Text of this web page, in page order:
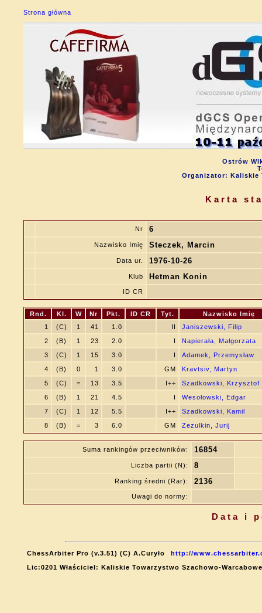
Strona główna
Ostrów
Organizator: Kaliskie
Karta
Nr 6
Nazwisko Imię Steczek, Marcin
Data ur. 1976-10-26
Klub Hetman Konin
ID CR
Rnd. Kl. W Nr Pkt. ID CR Tyt.
Nazwisko Imię
1
(C) 1 41 1.0 II
Janiszewski, Filip
2
(B) 1 23 2.0 I
Napierała, Małgorzata
3
(C) 1 15 3.0 I
Adamek, Przemysław
4
(B) 0 1 3.0 GM
Kravtsiv, Martyn
5
(C) = 13 3.5 I++
Szadkowski, Krzysztof
6
(B) 1 21 4.5 I
Wesołowski, Edgar
7
(C) 1 12 5.5 I++
Szadkowski, Kamil
8
(B) = 3 6.0 GM Zezulkin, Jurij
Suma rankingów przeciwników: 16854
Liczba partii (N): 8
Ranking średni (Rar): 2136
Uwagi do normy:
Data i
ChessArbiter Pro (v.3.51) (C) A.Curyło
http://
Lic:0201 Właściciel: Kaliskie Towarzystwo Szachowo-Warcabowe